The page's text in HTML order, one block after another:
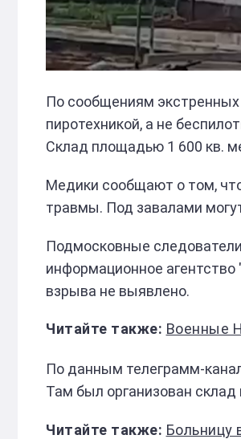
По сообщениям экстренных
пиротехникой, а не
Склад площадью 1 600 кв.
Медики сообщают о том,
травмы. Под завалами
Подмосковные
информационное
взрыва не выявлено.
Военные
По данным телеграмм-
Там был организован склад
Больницу в